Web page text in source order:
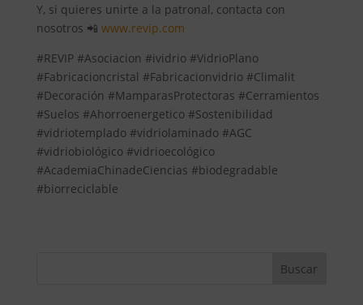
Y, si quieres unirte a la patronal, contacta con
nosotros 📲 www.revip.com
#REVIP #Asociacion #ividrio #VidrioPlano
#Fabricacioncristal #Fabricacionvidrio #Climalit
#Decoración #MamparasProtectoras #Cerramientos
#Suelos #Ahorroenergetico #Sostenibilidad
#vidriotemplado #vidriolaminado #AGC
#vidriobiológico #vidrioecológico
#AcademiaChinadeCiencias #biodegradable
#biorreciclable